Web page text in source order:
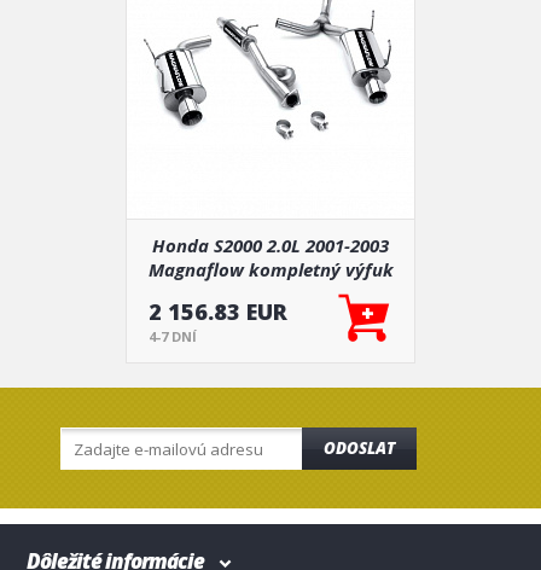
Honda S2000 2.0L 2001-2003
Magnaflow kompletný výfuk
2 156.83 EUR
4-7 DNÍ
ODOSLAT
Dôležité informácie